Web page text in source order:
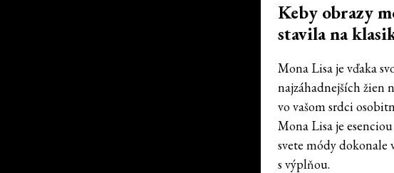
Keby obrazy
stavila na
Mona Lisa je vďaka
najzáhadnejších žien
vo vašom srdci
Mona Lisa je
svete módy
s výplňou.